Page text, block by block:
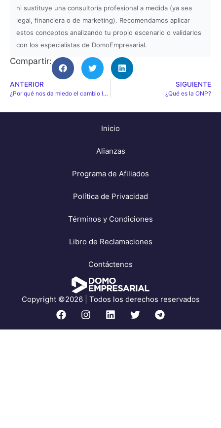
ni sustituye una consultoría profesional a medida (ya sea
legal, financiera o de marketing). Recomendamos aplicar
estos conceptos analizando tu propio escenario o validarlos
con los especialistas de DomoEmpresarial.
Compartir:
ANTERIOR
¿Por qué nos da miedo el cambio laboral?
SIGUIENTE
¿Qué es la ONP?
Inicio
Alianzas
Programa de Afiliados
Política de Privacidad
Términos y Condiciones
Libro de Reclamaciones
Contáctenos
Copyright ©2026 | Todos los derechos reservados